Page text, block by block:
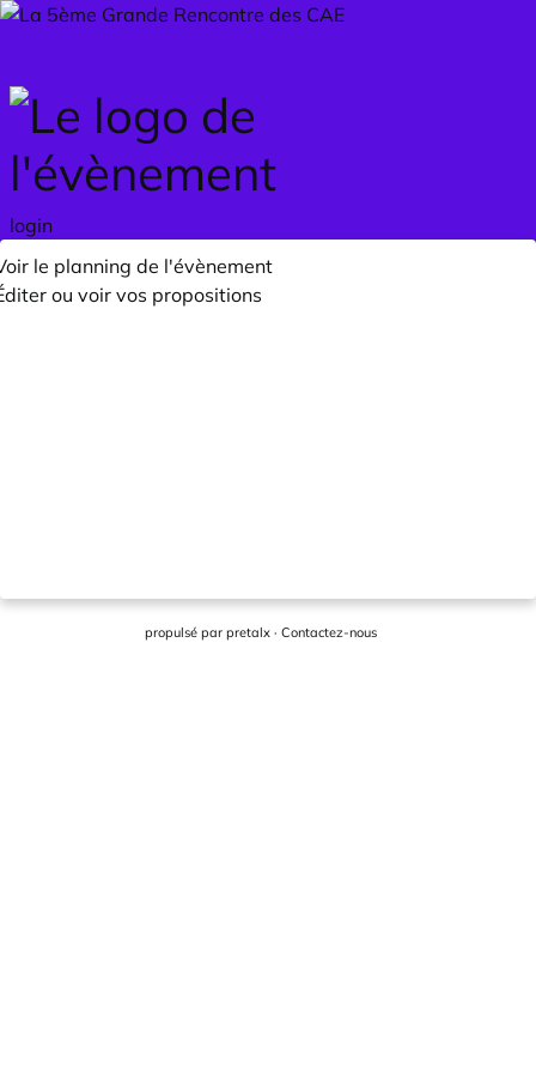
Skip to main content
login
ou voir vos propositions
le planning de l'évènement
propulsé par pretalx · Contactez-nous